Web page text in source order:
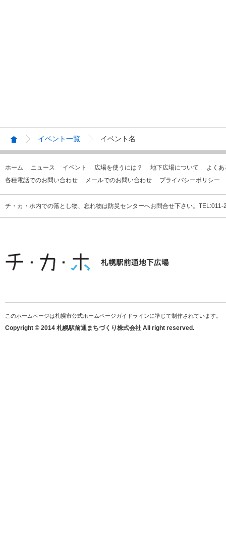
イベント一覧 イベント名
ホーム ニュース イベント 広場を使うには？ 地下広場について
よく
各種電話でのお問い合わせ
メールでのお問い合わせ プライバシーポリシー
チ・カ・ホ内での落とし物、忘れ物は防災センターへお問合せ下さい。
このホームページは札幌市公式ホームページガイドラインに準じて制作されています。
Copyright © 2014 札幌駅前通まちづくり株式会社 All right reserved.